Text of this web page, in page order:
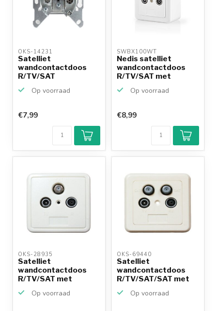
OKS-14231
Satelliet
wandcontactdoos
R/TV/SAT
Op voorraad
€7,99
SWBX100WT
Nedis satelliet
wandcontactdoos
R/TV/SAT met
Op voorraad
€8,99
OKS-28935
Satelliet
wandcontactdoos
R/TV/SAT met
afde...Op voorraad
OKS-69440
Satelliet
wandcontactdoos
R/TV/SAT/SAT met
Op voorraad